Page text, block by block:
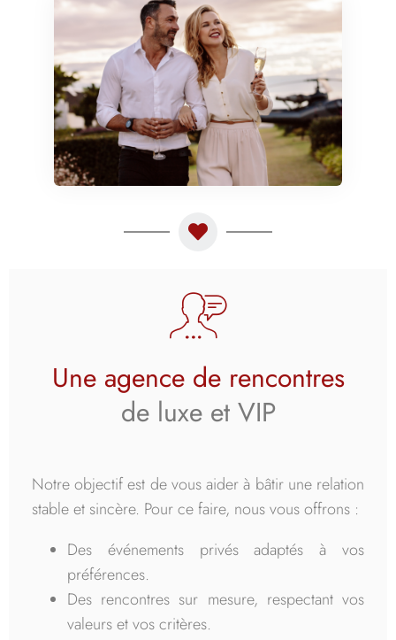
Une agence de rencontres
de luxe et VIP
Notre objectif est de vous aider à bâtir une relation
stable et sincère. Pour ce faire, nous vous offrons :
Des événements privés adaptés à vos
préférences.
Des rencontres sur mesure, respectant vos
valeurs et vos critères.